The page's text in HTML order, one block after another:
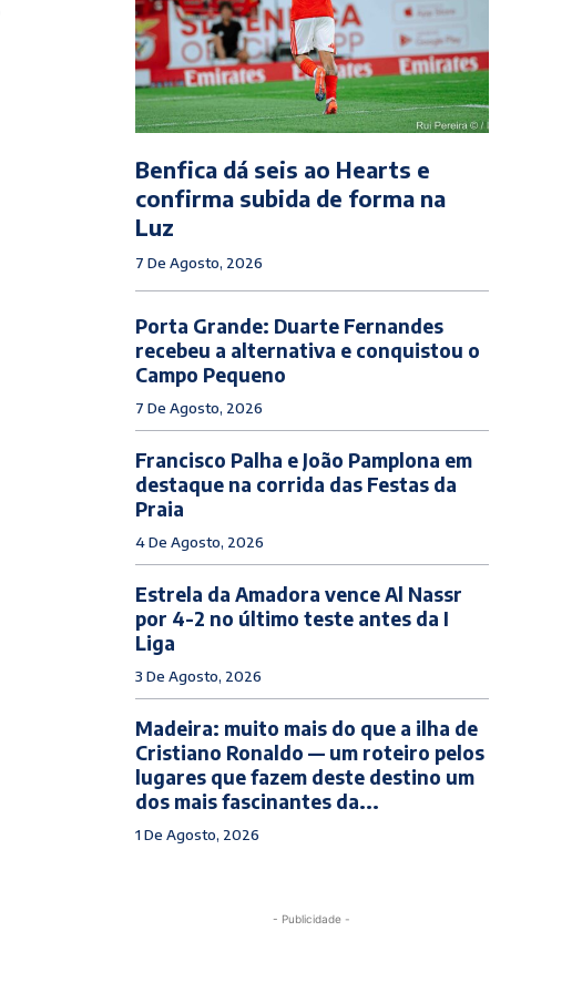
Benfica dá seis ao Hearts e
confirma subida de forma na
Luz
7 De Agosto, 2026
Porta Grande: Duarte Fernandes
recebeu a alternativa e conquistou o
Campo Pequeno
7 De Agosto, 2026
Francisco Palha e João Pamplona em
destaque na corrida das Festas da
Praia
4 De Agosto, 2026
Estrela da Amadora vence Al Nassr
por 4-2 no último teste antes da I
Liga
3 De Agosto, 2026
Madeira: muito mais do que a ilha de
Cristiano Ronaldo — um roteiro pelos
lugares que fazem deste destino um
dos mais fascinantes da...
1 De Agosto, 2026
- Publicidade -